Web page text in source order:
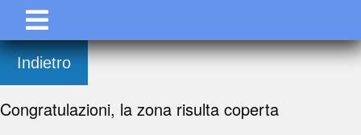
Indietro
Congratulazioni, la zona risulta coperta